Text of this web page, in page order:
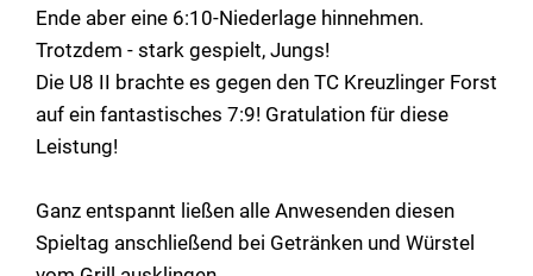
Ende aber eine 6:10-Niederlage hinnehmen.
Trotzdem - stark gespielt, Jungs!
Die U8 II brachte es gegen den TC Kreuzlinger Forst
auf ein fantastisches 7:9! Gratulation für diese
Leistung!
Ganz entspannt ließen alle Anwesenden diesen
Spieltag anschließend bei Getränken und Würstel